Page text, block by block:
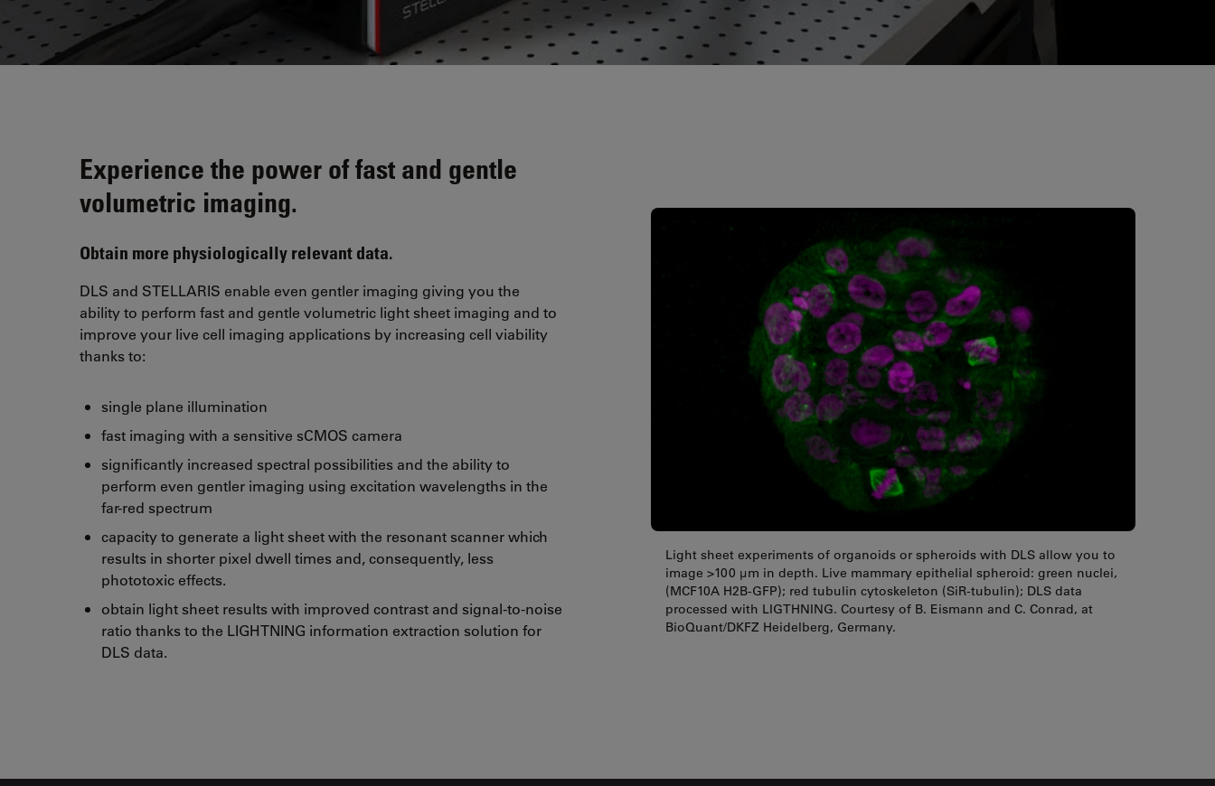
Experience the power of fast and gentle
volumetric imaging.
Obtain more physiologically relevant data.
DLS and STELLARIS enable even gentler imaging giving you the
ability to perform fast and gentle volumetric light sheet imaging and to
improve your live cell imaging applications by increasing cell viability
thanks to:
single plane illumination
fast imaging with a sensitive sCMOS camera
significantly increased spectral possibilities and the ability to
perform even gentler imaging using excitation wavelengths in the
far-red spectrum
capacity to generate a light sheet with the resonant scanner which
results in shorter pixel dwell times and, consequently, less
phototoxic effects.
obtain light sheet results with improved contrast and signal-to-noise
ratio thanks to the LIGHTNING information extraction solution for
DLS data.
Light sheet experiments of organoids or spheroids with DLS allow you to
image >100 μm in depth. Live mammary epithelial spheroid: green nuclei,
(MCF10A H2B-GFP); red tubulin cytoskeleton (SiR-tubulin); DLS data
processed with LIGTHNING. Courtesy of B. Eismann and C. Conrad, at
BioQuant/DKFZ Heidelberg, Germany.